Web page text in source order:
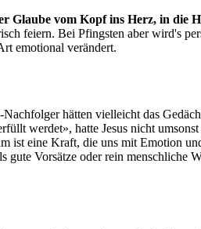
Glaube vom Kopf ins Herz, in die
feiern. Bei Pfingsten aber wird's
emotional verändert.
hätten vielleicht das
werdet», hatte Jesus nicht
ist eine Kraft, die uns mit Emotion
Vorsätze oder rein menschliche